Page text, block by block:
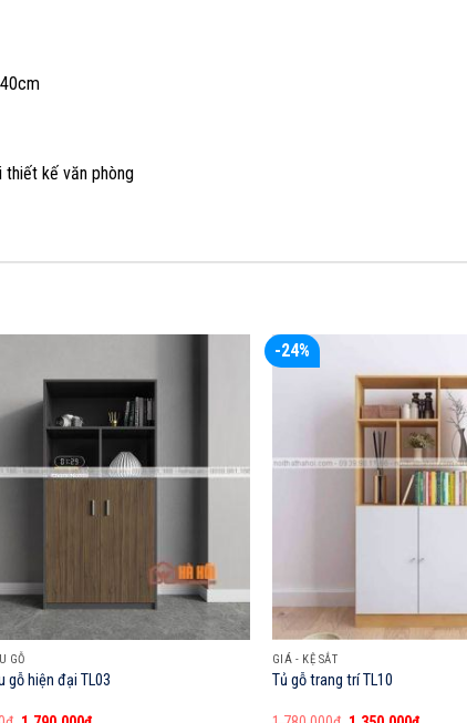
thiết kế văn phòng
GỖ
gỗ hiện đại TL03
-24%
GIÁ - KỆ SẮT
Tủ gỗ trang trí TL10